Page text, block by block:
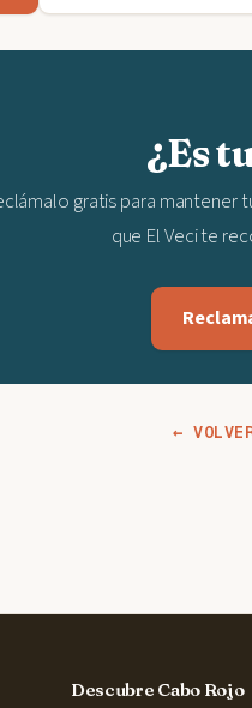
¿Es
gratis para mantener
que El Veci te
←
Descubre Cabo Rojo